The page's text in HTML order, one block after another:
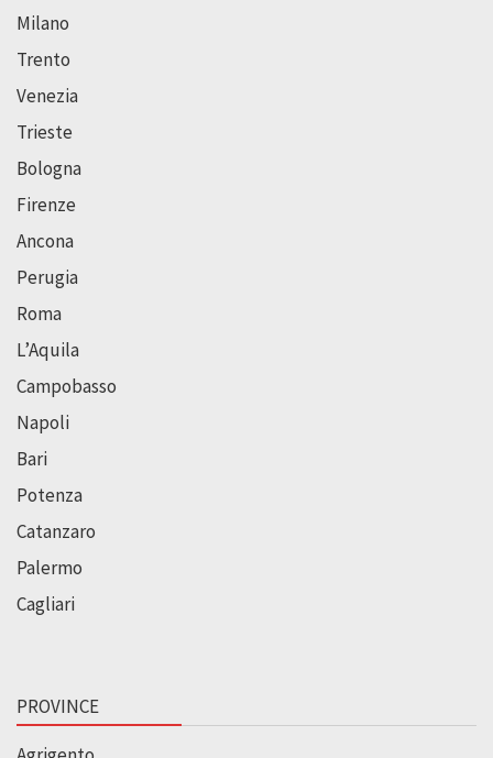
Milano
Trento
Venezia
Trieste
Bologna
Firenze
Ancona
Perugia
Roma
L’Aquila
Campobasso
Napoli
Bari
Potenza
Catanzaro
Palermo
Cagliari
PROVINCE